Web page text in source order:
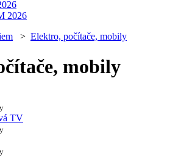
2026
> Elektro, počítače, mobily
mobily
TV